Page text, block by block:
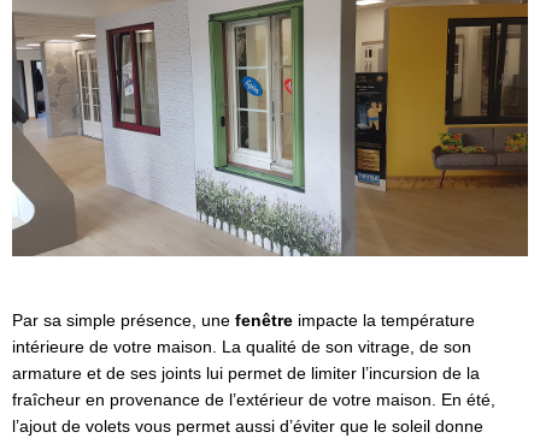
Par sa simple présence, une fenêtre impacte la température
intérieure de votre maison. La qualité de son vitrage, de son
armature et de ses joints lui permet de limiter l’incursion de la
fraîcheur en provenance de l’extérieur de votre maison. En été,
l’ajout de volets vous permet aussi d’éviter que le soleil donne